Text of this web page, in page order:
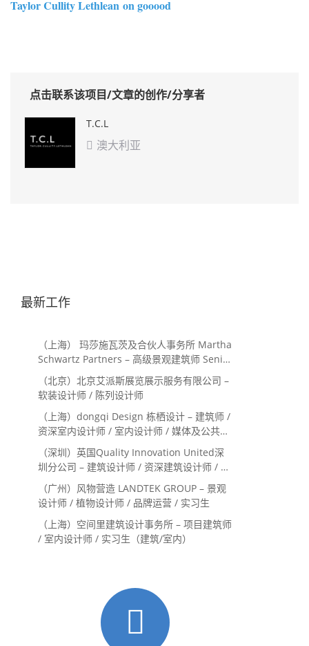
Taylor Cullity Lethlean on gooood
点击联系该项目/文章的创作/分享者
T.C.L
 澳大利亚
最新工作
（上海） 玛莎施瓦茨及合伙人事务所 Martha
Schwartz Partners – 高级景观建筑师 Senior
Landscape Designer / 景观建筑师
Landscape Designer
（北京）北京艾派斯展览展示服务有限公司 –
软装设计师 / 陈列设计师
（上海）dongqi Design 栋栖设计 – 建筑师 /
资深室内设计师 / 室内设计师 / 媒体及公共关
系主管 / 设计实习生（常年招聘）
（深圳）英国Quality Innovation United深
圳分公司 – 建筑设计师 / 资深建筑设计师 / 室
内设计师 / 设计实习生
（广州）风物营造 LANDTEK GROUP – 景观
设计师 / 植物设计师 / 品牌运营 / 实习生
（上海）空间里建筑设计事务所 – 项目建筑师
/ 室内设计师 / 实习生（建筑/室内）